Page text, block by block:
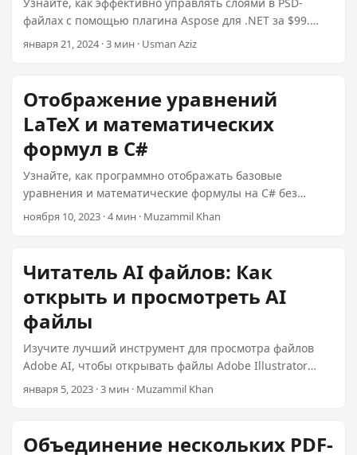
файлах с помощью плагина Aspose для .NET за $99.
Этот гид позволяет вам бесшовно обновлять текст и
изображения для получения высококачественных
января 21, 2024 · 3 мин · Usman Aziz
Отображение уравнений
LaTeX и математических
формул в C#
Узнайте, как программно отображать базовые
уравнения и математические формулы на C# без
использования LaTeX. Эта статья охватывает лучшую
библиотеку C# для рендеринга LaTeX, включая то, как
WinForms и WPF с использованием плагина Aspose,
цена которого составляет 99 долларов.
ноября 10, 2023 · 4 мин · Muzammil Khan
Читатель AI файлов: Как
открыть и просмотреть AI
файлы
Изучите лучший инструмент для просмотра файлов
Adobe AI, чтобы открывать файлы Adobe Illustrator
онлайн. Используйте плагин Aspose за $99 для .NET,
чтобы просматривать файлы AI без Illustrator.
января 5, 2023 · 3 мин · Muzammil Khan
Объединение нескольких PDF-